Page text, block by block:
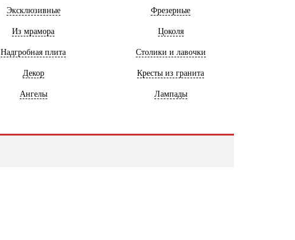
Эксклюзивные Фрезерные
Из мрамора Цоколя
Надгробная плита Столики и лавочки
Декор Кресты из гранита
Ангелы Лампады